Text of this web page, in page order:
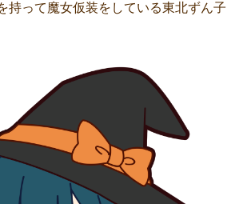
持って魔女仮装をしている東北ずん子